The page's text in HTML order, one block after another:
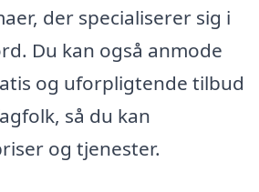
der specialiserer sig i
Du kan også anmode
og uforpligtende tilbud
så du kan
og tjenester.